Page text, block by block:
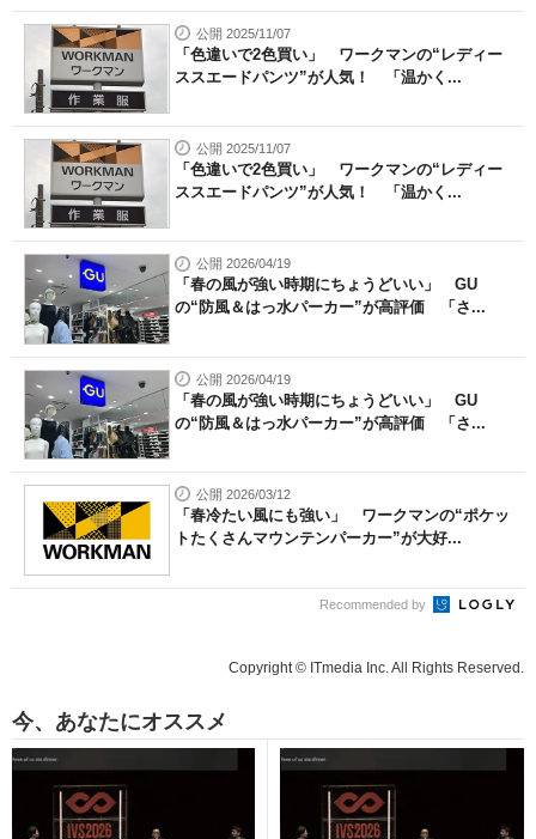
公開 2025/11/07
「色違いで2色買い」 ワークマンの“レディー
ススエードパンツ”が人気！ 「温かく...
公開 2025/11/07
「色違いで2色買い」 ワークマンの“レディー
ススエードパンツ”が人気！ 「温かく...
公開 2026/04/19
「春の風が強い時期にちょうどいい」 GU
の“防風＆はっ水パーカー”が高評価 「さ...
公開 2026/04/19
「春の風が強い時期にちょうどいい」 GU
の“防風＆はっ水パーカー”が高評価 「さ...
公開 2026/03/12
「春冷たい風にも強い」 ワークマンの“ポケッ
トたくさんマウンテンパーカー”が大好...
Recommended by
Copyright © ITmedia Inc. All Rights Reserved.
今、あなたにオススメ